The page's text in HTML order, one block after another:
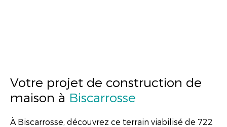
Votre projet de construction de
maison à Biscarrosse
À Biscarrosse, découvrez ce terrain viabilisé de 722